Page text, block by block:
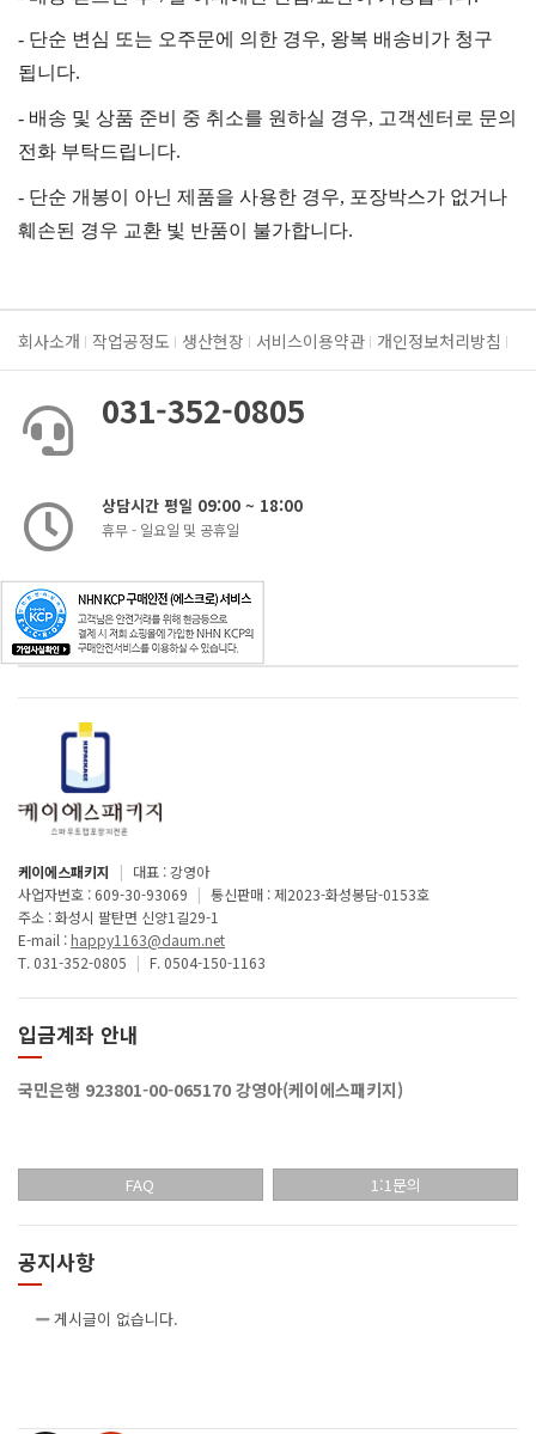
- 단순 변심 또는 오주문에 의한 경우, 왕복 배송비가 청구
됩니다.
- 배송 및 상품 준비 중 취소를 원하실 경우, 고객센터로 문의
전화 부탁드립니다.
- 단순 개봉이 아닌 제품을 사용한 경우, 포장박스가 없거나
훼손된 경우 교환 빛 반품이 불가합니다.
회사소개 작업공정도 생산현장 서비스이용약관 개인정보처리방침
031-352-0805
상담시간 평일 09:00 ~ 18:00
휴무 - 일요일 및 공휴일
케이에스패키지 | 대표 : 강영아
사업자번호 : 609-30-93069 | 통신판매 : 제2023-화성봉담-0153호
주소 : 화성시 팔탄면 신양1길29-1
E-mail : happy1163@daum.net
T. 031-352-0805 | F. 0504-150-1163
입금계좌 안내
국민은행 923801-00-065170 강영아(케이에스패키지)
FAQ 1:1문의
공지사항
게시글이 없습니다.